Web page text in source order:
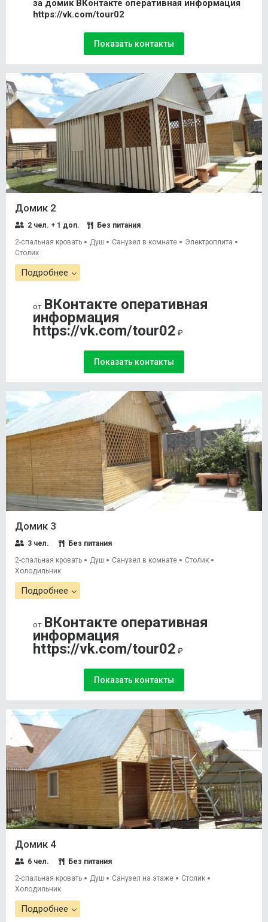
за домик ВКонтакте оперативная информация
https://vk.com/tour02
Показать контакты
Домик 2
2 чел. + 1 доп.
Без питания
2-спальная кровать
Душ Санузел в комнате
Электроплита
Столик
Подробнее
от ВКонтакте оперативная
информация
https://vk.com/tour02 ₽
Показать контакты
Домик 3
3 чел.
Без питания
2-спальная кровать
Душ Санузел в комнате
Столик
Холодильник
Подробнее
от ВКонтакте оперативная
информация
https://vk.com/tour02 ₽
Показать контакты
Домик 4
6 чел.
Без питания
2-спальная кровать
Душ Санузел на этаже
Столик
Холодильник
Подробнее